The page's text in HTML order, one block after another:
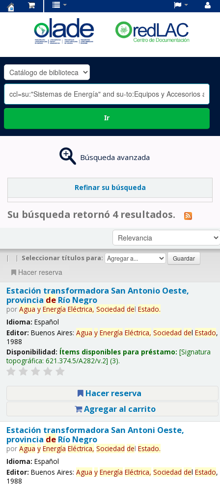
OLADE
-
Ir
Búsqueda avanzada
Refinar su búsqueda
Su búsqueda retornó 4 resultados.
| | Seleccionar títulos para:
Hacer reserva
Estación transformadora San Antonio Oeste,
provincia deRío Negro
por Agua y Energía Eléctrica, Sociedad del Estado.
Idioma: Español
Editor: Buenos Aires: Agua y Energía Eléctrica, Sociedad del Estado,
1988
Disponibilidad: Ítems disponibles para préstamo: Signatura
topográfica: 621.374.5/A282/v.2 (3).
Hacer reserva
Agregar al carrito
Estación transformadora San Antoni Oeste,
provincia deRío Negro
por Agua y Energía Eléctrica, Sociedad del Estado.
Idioma: Español
Editor: Buenos Aires: Agua y Energía Eléctrica, Sociedad del Estado,
1988